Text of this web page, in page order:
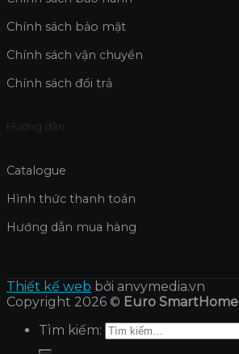
Chính sách bảo mật
Chính sách vận chuyển
Chính sách đổi trả
Hướng dẫn
Catalogue
Hình thức thanh toán
Hướng dẫn mua hàng
Thiết kế web bởi anvymedia.vn
Copyright 2026 © Euro SmartHome
Tìm kiếm: